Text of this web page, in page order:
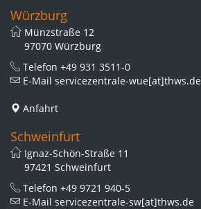
Würzburg
Münzstraße 12
97070 Würzburg
Telefon +49 931 3511-0
E-Mail servicezentrale-wue[at]thws.de
Anfahrt
Schweinfurt
Ignaz-Schön-Straße 11
97421 Schweinfurt
Telefon +49 9721 940-5
E-Mail servicezentrale-sw[at]thws.de